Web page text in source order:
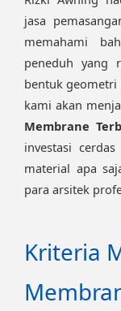
jasa
memahami
peneduh yang
bentuk
kami akan
Membrane
investasi
material apa
para arsitek
Kriteria